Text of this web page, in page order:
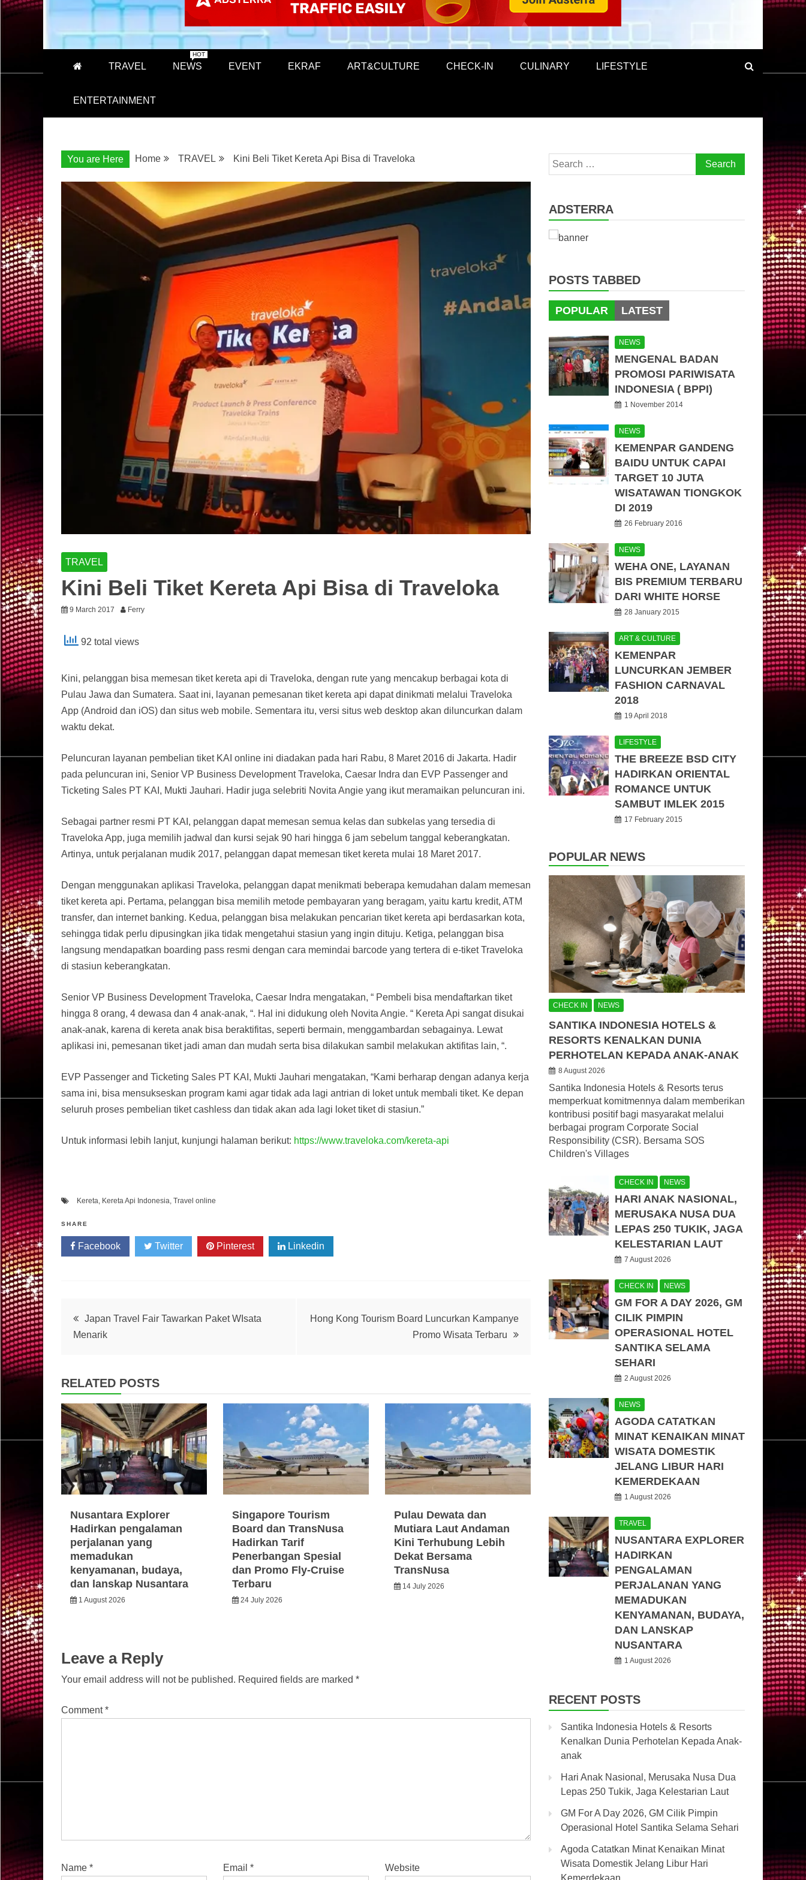
TRAVEL NEWS
HOT
EVENT EKRAF ART&CULTURE CHECK-IN CULINARY LIFESTYLE
ENTERTAINMENT
You are Here Home TRAVEL Kini Beli Tiket Kereta Api Bisa di Traveloka
TRAVEL
Kini Beli Tiket Kereta Api Bisa di Traveloka
9 March 2017 Ferry
92 total views
Kini, pelanggan bisa memesan tiket kereta api di Traveloka, dengan rute yang mencakup berbagai kota di
Pulau Jawa dan Sumatera. Saat ini, layanan pemesanan tiket kereta api dapat dinikmati melalui Traveloka
App (Android dan iOS) dan situs web mobile. Sementara itu, versi situs web desktop akan diluncurkan dalam
waktu dekat.
Peluncuran layanan pembelian tiket KAI online ini diadakan pada hari Rabu, 8 Maret 2016 di Jakarta. Hadir
pada peluncuran ini, Senior VP Business Development Traveloka, Caesar Indra dan EVP Passenger and
Ticketing Sales PT KAI, Mukti Jauhari. Hadir juga selebriti Novita Angie yang ikut meramaikan peluncuran ini.
Sebagai partner resmi PT KAI, pelanggan dapat memesan semua kelas dan subkelas yang tersedia di
Traveloka App, juga memilih jadwal dan kursi sejak 90 hari hingga 6 jam sebelum tanggal keberangkatan.
Artinya, untuk perjalanan mudik 2017, pelanggan dapat memesan tiket kereta mulai 18 Maret 2017.
Dengan menggunakan aplikasi Traveloka, pelanggan dapat menikmati beberapa kemudahan dalam memesan
tiket kereta api. Pertama, pelanggan bisa memilih metode pembayaran yang beragam, yaitu kartu kredit, ATM
transfer, dan internet banking. Kedua, pelanggan bisa melakukan pencarian tiket kereta api berdasarkan kota,
sehingga tidak perlu dipusingkan jika tidak mengetahui stasiun yang ingin dituju. Ketiga, pelanggan bisa
langsung mendapatkan boarding pass resmi dengan cara memindai barcode yang tertera di e-tiket Traveloka
di stasiun keberangkatan.
Senior VP Business Development Traveloka, Caesar Indra mengatakan, “ Pembeli bisa mendaftarkan tiket
hingga 8 orang, 4 dewasa dan 4 anak-anak, “. Hal ini didukung oleh Novita Angie. “ Kereta Api sangat disukai
anak-anak, karena di kereta anak bisa beraktifitas, seperti bermain, menggambardan sebagainya. Lewat
aplikasi ini, pemesanan tiket jadi aman dan mudah serta bisa dilakukan sambil melakukan aktifitas lain, “.
EVP Passenger and Ticketing Sales PT KAI, Mukti Jauhari mengatakan, “Kami berharap dengan adanya kerja
sama ini, bisa mensukseskan program kami agar tidak ada lagi antrian di loket untuk membali tiket. Ke depan
seluruh proses pembelian tiket cashless dan tidak akan ada lagi loket tiket di stasiun.”
Untuk informasi lebih lanjut, kunjungi halaman berikut: https://www.traveloka.com/kereta-api
Kereta Kereta Api Indonesia Travel online
SHARE
Facebook Twitter Pinterest Linkedin
Post
Japan Travel Fair Tawarkan Paket WIsata
Menarik
Hong Kong Tourism Board Luncurkan Kampanye
Promo Wisata Terbaru
RELATED POSTS
Nusantara Explorer
Hadirkan pengalaman
perjalanan yang
memadukan
kenyamanan, budaya,
dan lanskap Nusantara
1 August 2026
Singapore Tourism
Board dan TransNusa
Hadirkan Tarif
Penerbangan Spesial
dan Promo Fly-Cruise
Terbaru
24 July 2026
Pulau Dewata dan
Mutiara Laut Andaman
Kini Terhubung Lebih
Dekat Bersama
TransNusa
14 July 2026
Leave a Reply
Your email address will not be published. Required fields are marked *
Comment*
Name * Email* Website
Search
for:
ADSTERRA
POSTS TABBED
POPULAR LATEST
NEWS
MENGENAL BADAN
PROMOSI PARIWISATA
INDONESIA ( BPPI)
1 November 2014
NEWS
KEMENPAR GANDENG
BAIDU UNTUK CAPAI
TARGET 10 JUTA
WISATAWAN TIONGKOK
DI 2019
26 February 2016
NEWS
WEHA ONE, LAYANAN
BIS PREMIUM TERBARU
DARI WHITE HORSE
28 January 2015
ART & CULTURE
KEMENPAR
LUNCURKAN JEMBER
FASHION CARNAVAL
2018
19 April 2018
LIFESTYLE
THE BREEZE BSD CITY
HADIRKAN ORIENTAL
ROMANCE UNTUK
SAMBUT IMLEK 2015
17 February 2015
POPULAR NEWS
CHECK IN NEWS
SANTIKA INDONESIA HOTELS &
RESORTS KENALKAN DUNIA
PERHOTELAN KEPADA ANAK-ANAK
8 August 2026
Santika Indonesia Hotels & Resorts terus
memperkuat komitmennya dalam memberikan
kontribusi positif bagi masyarakat melalui
berbagai program Corporate Social
Responsibility (CSR). Bersama SOS
Children's Villages
CHECK IN NEWS
HARI ANAK NASIONAL,
MERUSAKA NUSA DUA
LEPAS 250 TUKIK, JAGA
KELESTARIAN LAUT
7 August 2026
CHECK IN NEWS
GM FOR A DAY 2026, GM
CILIK PIMPIN
OPERASIONAL HOTEL
SANTIKA SELAMA
SEHARI
2 August 2026
NEWS
AGODA CATATKAN
MINAT KENAIKAN MINAT
WISATA DOMESTIK
JELANG LIBUR HARI
KEMERDEKAAN
1 August 2026
TRAVEL
NUSANTARA EXPLORER
HADIRKAN
PENGALAMAN
PERJALANAN YANG
MEMADUKAN
KENYAMANAN, BUDAYA,
DAN LANSKAP
NUSANTARA
1 August 2026
RECENT POSTS
Santika Indonesia Hotels & Resorts
Kenalkan Dunia Perhotelan Kepada Anak-
anak
Hari Anak Nasional, Merusaka Nusa Dua
Lepas 250 Tukik, Jaga Kelestarian Laut
GM For A Day 2026, GM Cilik Pimpin
Operasional Hotel Santika Selama Sehari
Agoda Catatkan Minat Kenaikan Minat
Wisata Domestik Jelang Libur Hari